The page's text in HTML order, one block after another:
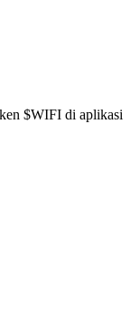
$WIFI di aplikasi